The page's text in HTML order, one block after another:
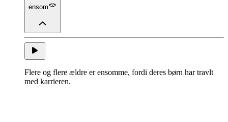
ensom
Flere og flere ældre er ensomme, fordi deres børn har travlt
med karrieren.